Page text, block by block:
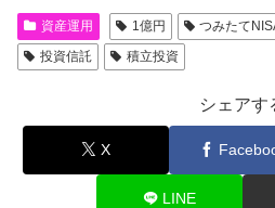
資産運用 1億円 つみたて
投資信託
積立投資
シェアす
X
LINE